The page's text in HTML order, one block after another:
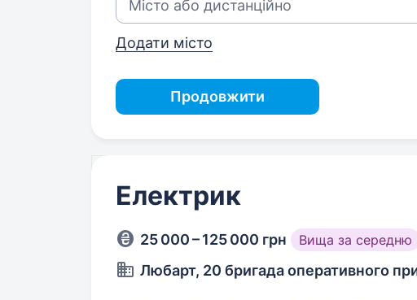
Додати місто
Продовжити
Електрик
25 000 – 125 000 грн Вища за середню
Любарт, 20 бригада оперативного